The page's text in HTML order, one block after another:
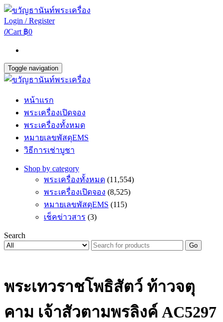
Login / Register
0Cart ฿0
Toggle navigation
หน้าแรก
พระเครื่องเปิดจอง
พระเครื่องทั้งหมด
หมายเลขพัสดุEMS
วิธีการเช่าบูชา
Shop by category
พระเครื่องทั้งหมด (11,554)
พระเครื่องเปิดจอง (8,525)
หมายเลขพัสดุEMS (115)
เช็คข่าวสาร (3)
Search
Go
พระเทวราชโพธิสัตว์ ท้าวจตุ
คาม เจ้าสัวตามพรลิงค์ AC5297